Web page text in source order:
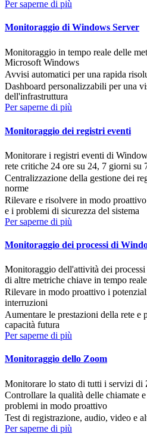
Per saperne di più
Monitoraggio di Windows Server
Monitoraggio in tempo reale delle
Microsoft Windows
Avvisi automatici per una rapida
Dashboard personalizzabili per una
dell'infrastruttura
Per saperne di più
Monitoraggio dei registri eventi
Monitorare i registri eventi di
rete critiche 24 ore su 24, 7 giorni su
Centralizzazione della gestione dei
norme
Rilevare e risolvere in modo
e i problemi di sicurezza del sistema
Per saperne di più
Monitoraggio dei processi di
Monitoraggio dell'attività dei
di altre metriche chiave in tempo reale
Rilevare in modo proattivo i
interruzioni
Aumentare le prestazioni della rete e
capacità futura
Per saperne di più
Monitoraggio dello Zoom
Monitorare lo stato di tutti i servizi di
Controllare la qualità delle chiamate
problemi in modo proattivo
Test di registrazione, audio, video e
Per saperne di più